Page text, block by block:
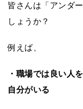
皆さんは「アンダ
しょうか？
例えば、
・職場では良い人
自分がいる